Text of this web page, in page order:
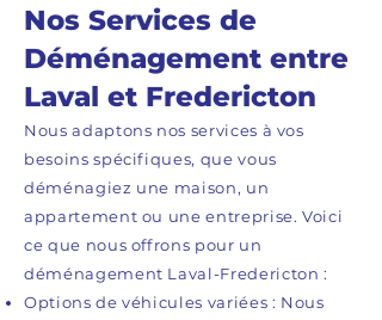
Nos Services de
Déménagement entre
Laval et Fredericton
Nous adaptons nos services à vos
besoins spécifiques, que vous
déménagiez une maison, un
appartement ou une entreprise. Voici
ce que nous offrons pour un
déménagement Laval-Fredericton :
Options de véhicules variées : Nous